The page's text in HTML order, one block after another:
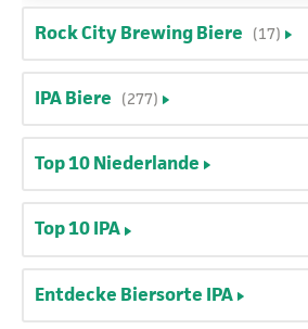
Rock City Brewing Biere (17)
IPA Biere (277)
Top 10 Niederlande
Top 10 IPA
Entdecke Biersorte IPA